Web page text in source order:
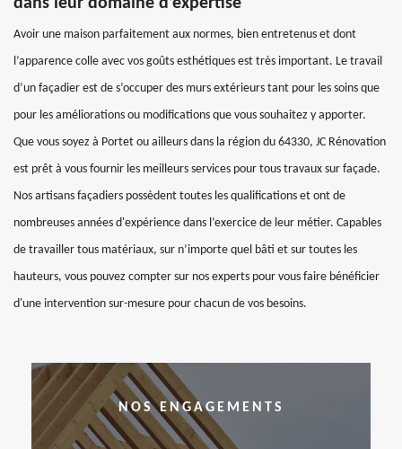
dans leur domaine d’expertise
Avoir une maison parfaitement aux normes, bien entretenus et dont
l’apparence colle avec vos goûts esthétiques est très important. Le travail
d’un façadier est de s’occuper des murs extérieurs tant pour les soins que
pour les améliorations ou modifications que vous souhaitez y apporter.
Que vous soyez à Portet ou ailleurs dans la région du 64330, JC Rénovation
est prêt à vous fournir les meilleurs services pour tous travaux sur façade.
Nos artisans façadiers possèdent toutes les qualifications et ont de
nombreuses années d'expérience dans l’exercice de leur métier. Capables
de travailler tous matériaux, sur n’importe quel bâti et sur toutes les
hauteurs, vous pouvez compter sur nos experts pour vous faire bénéficier
d'une intervention sur-mesure pour chacun de vos besoins.
NOS ENGAGEMENTS